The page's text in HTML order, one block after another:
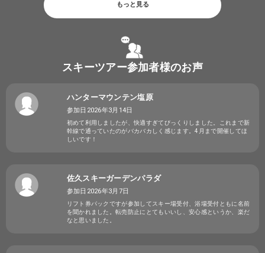
もっと見る
スキーツアー参加者様のお声
ハンターマウンテン塩原
参加日2026年3月14日
初めて利用しましたが、快適すぎてびっくりしました。これまで新
幹線で通っていたのがバカバカしく感じます。4月まで開催してほ
しいです！
佐久スキーガーデンパラダ
参加日2026年3月7日
リフト券パックですが参加してスキー場受付、浴場受付ともに名前
を聞かれました。転売防止にとてもいいし、安心感というか、楽だ
なと思いました。